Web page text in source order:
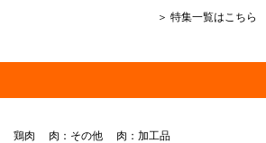
＞ 特集一覧はこちら
鶏肉 肉：その他 肉：加工品